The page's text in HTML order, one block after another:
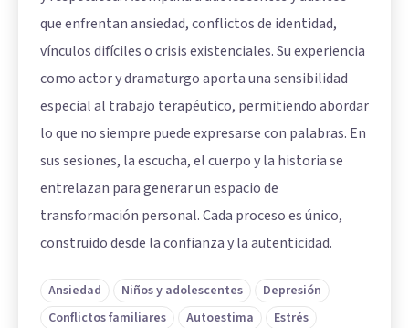
que enfrentan ansiedad, conflictos de identidad,
vínculos difíciles o crisis existenciales. Su experiencia
como actor y dramaturgo aporta una sensibilidad
especial al trabajo terapéutico, permitiendo abordar
lo que no siempre puede expresarse con palabras. En
sus sesiones, la escucha, el cuerpo y la historia se
entrelazan para generar un espacio de
transformación personal. Cada proceso es único,
construido desde la confianza y la autenticidad.
Ansiedad Niños y adolescentes
Depresión
Conflictos familiares
Autoestima
Estrés